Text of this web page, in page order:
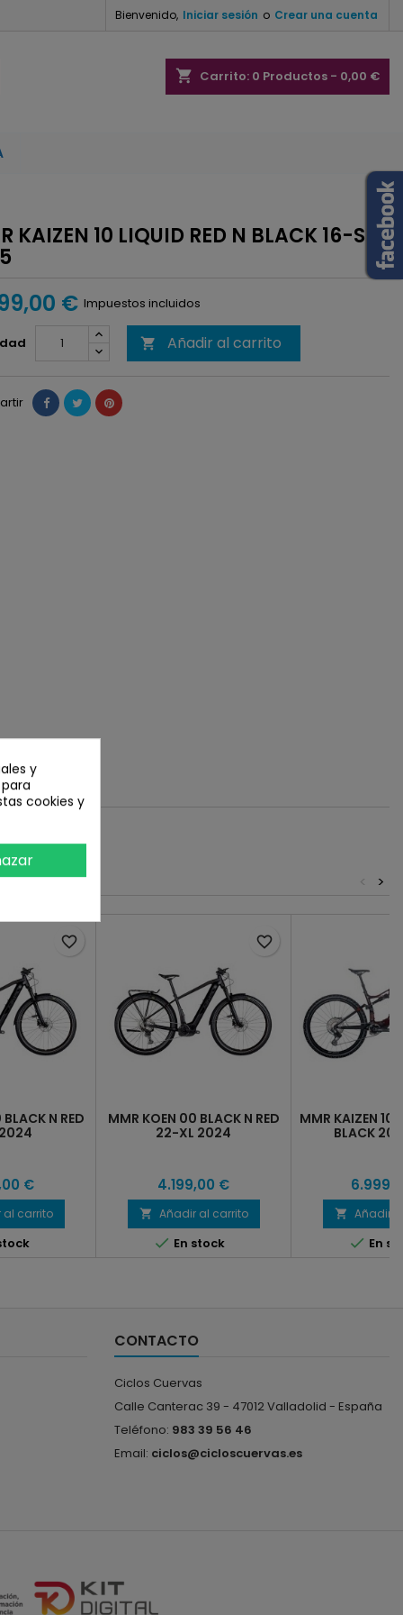
Bienvenido, Iniciar sesión o Crear una cuenta
shopping_cart Carrito: 0 Productos - 0,00 €
KAIZEN 10 LIQUID RED N BLACK 16-S
€ Impuestos incluidos
 Añadir al carrito
>
<
N RED
€
al carrito
favorite_border
MMR KOEN 00 BLACK N RED
22-XL 2024
4.199,00 €
 Añadir al carrito
 En stock
favorite_border
MMR KAIZEN 10
BLACK
 Añadir
 En
CONTACTO
Ciclos Cuervas
Calle Canterac 39 - 47012 Valladolid - España
Teléfono: 983 39 56 46
Email: ciclos@cicloscuervas.es
y
cookies y